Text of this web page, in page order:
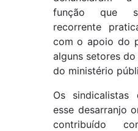
função que
recorrente
com o apoio do
alguns setores
do ministério
Os sindicalistas
esse desarranjo
contribuído